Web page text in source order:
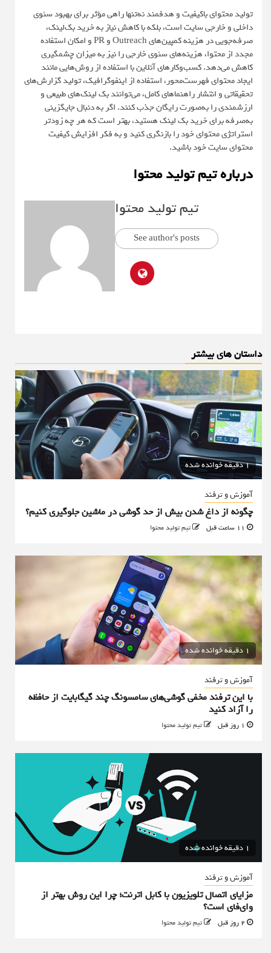
تولید محتوای باکیفیت و هدفمند نه‌تنها راهی مؤثر برای بهبود سئوی
داخلی و خارجی سایت است، بلکه با کاهش نیاز به خرید بک‌لینک،
صرفه‌جویی در هزینه‌ کمپین‌های Outreach و PR و امکان استفاده
مجدد از محتوا، هزینه‌های سئوی خارجی را نیز به‌‌ میزان چشمگیری
کاهش می‌دهد. کسب‌وکارهای آنلاین با استفاده از روش‌هایی مانند
ایجاد محتوای فهرست‌محور، استفاده از اینفوگرافیک، تولید گزارش‌های
تحقیقاتی و انتشار راهنماهای کامل، می‌توانند بک ‌لینک‌های طبیعی و
ارزشمندی را به‌صورت رایگان جذب کنند. اگر به دنبال جایگزینی
به‌صرفه برای خرید بک ‌لینک هستید، بهتر است که هر چه زودتر
استراتژی محتوای خود را بازنگری کنید و به فکر افزایش کیفیت
محتوای سایت خود باشید.
درباره تیم تولید محتوا
تیم تولید محتوا
See author's posts
داستان های بیشتر
1 دقیقه خوانده شده
آموزش و ترفند
چگونه از داغ شدن بیش از حد گوشی در ماشین جلوگیری کنیم؟
تیم تولید محتوا
1 دقیقه خوانده شده
آموزش و ترفند
با این ترفند مخفی گوشی‌های سامسونگ چند گیگابایت از حافظه
را آزاد کنید
تیم تولید محتوا
1 دقیقه خوانده شده
آموزش و ترفند
مزایای اتصال تلویزیون با کابل اترنت؛ چرا این روش بهتر از
وای‌فای است؟
تیم تولید محتوا